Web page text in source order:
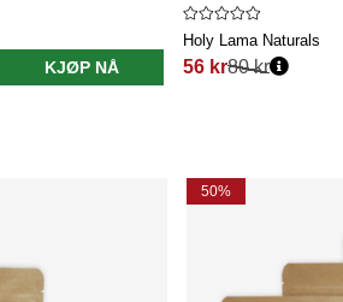
KJØP NÅ
Holy Lama Naturals
56 kr
Vanlig pris:
80 kr
50%